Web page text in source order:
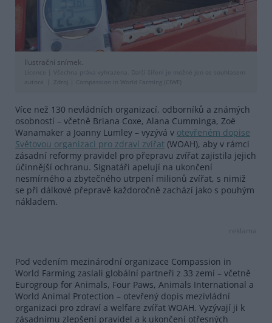
Ilustrační snímek.
Licence |
Všechna práva vyhrazena. Další šíření je možné jen se souhlasem
autora
Zdroj | Compassion in World Farming (CIWF)
Více než 130 nevládních organizací, odborníků a známých
osobností – včetně Briana Coxe, Alana Cumminga, Zoë
Wanamaker a Joanny Lumley – vyzývá v otevřeném dopise
Světovou organizaci pro zdraví zvířat (WOAH), aby v rámci
zásadní reformy pravidel pro přepravu zvířat zajistila jejich
účinnější ochranu. Signatáři apelují na ukončení
nesmírného a zbytečného utrpení milionů zvířat, s nimiž
se při dálkové přepravě každoročně zachází jako s pouhým
nákladem.
reklama
Pod vedením mezinárodní organizace Compassion in
World Farming zaslali globální partneři z 33 zemí – včetně
Eurogroup for Animals, Four Paws, Animals International a
World Animal Protection – otevřený dopis mezivládní
organizaci pro zdraví a welfare zvířat WOAH. Vyzývají ji k
zásadnímu zlepšení pravidel a k ukončení otřesných